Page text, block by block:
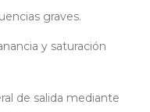
graves.
y saturación
de salida mediante